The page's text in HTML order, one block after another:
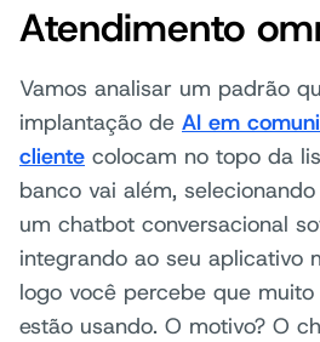
Atendimento
Vamos analisar um padrão
implantação de AI em
cliente colocam no topo da
banco vai além,
um chatbot conversacional
integrando ao seu aplicativo
logo você percebe que
estão usando. O motivo? O